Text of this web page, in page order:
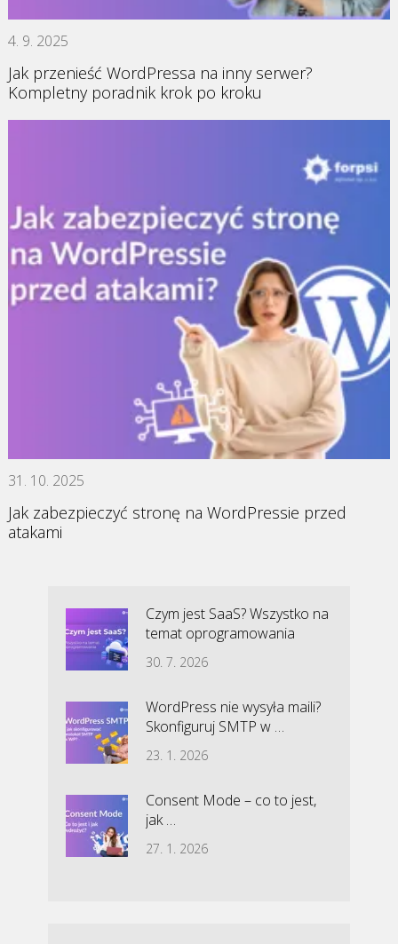
4. 9. 2025
Jak przenieść WordPressa na inny serwer?
Kompletny poradnik krok po kroku
31. 10. 2025
Jak zabezpieczyć stronę na WordPressie przed
atakami
Czym jest SaaS? Wszystko na
temat oprogramowania
30. 7. 2026
WordPress nie wysyła maili?
Skonfiguruj SMTP w …
23. 1. 2026
Consent Mode – co to jest,
jak …
27. 1. 2026